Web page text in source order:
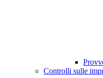
Controlli sulle